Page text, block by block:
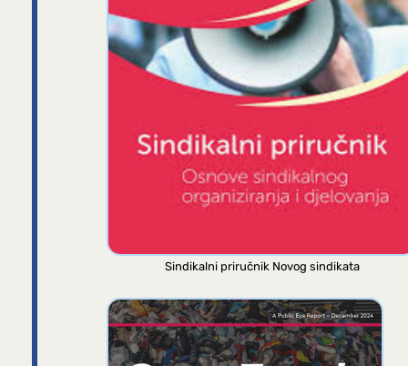
Sindikalni priručnik Novog sindikata